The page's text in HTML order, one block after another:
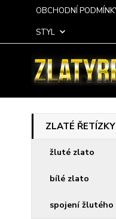
OBCHODNÍ
STYL
ZLATÉ ŘETÍZKY
žluté zlato
bílé zlato
spojení